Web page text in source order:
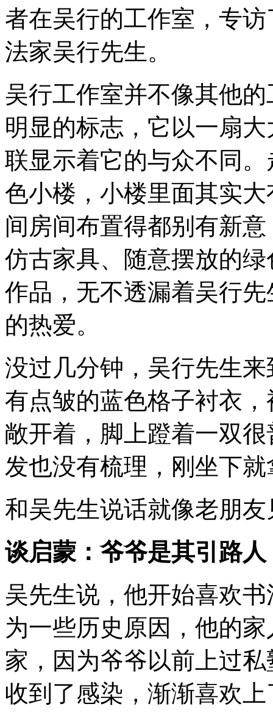
者在吴行的工作室，专
法家吴行先生。
吴行工作室并不像其他
明显的标志，它以一扇
联显示着它的与众不同
色小楼，小楼里面其实
间房间布置得都别有新
仿古家具、随意摆放的
作品，无不透漏着吴行
的热爱。
没过几分钟，吴行先生
有点皱的蓝色格子衬衣
敞开着，脚上蹬着一双
发也没有梳理，刚坐下
和吴先生说话就像老朋
谈启蒙：爷爷是其引路人
吴先生说，他开始喜欢
为一些历史原因，他的
家，因为爷爷以前上过
收到了感染，渐渐喜欢